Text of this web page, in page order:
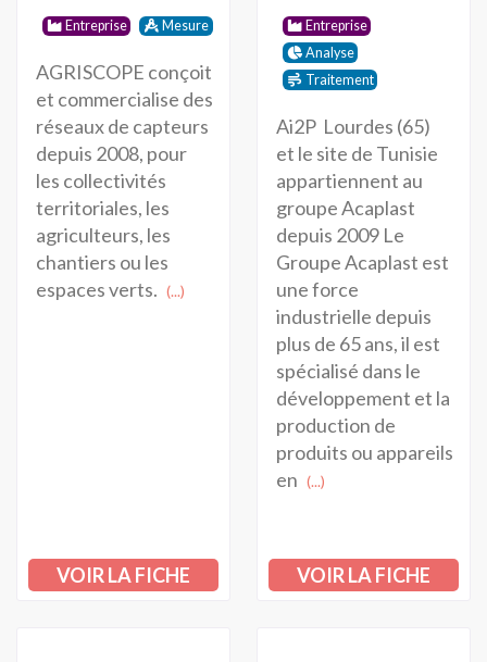
Entreprise Mesure
AGRISCOPE conçoit
et commercialise des
réseaux de capteurs
depuis 2008, pour
les collectivités
territoriales, les
agriculteurs, les
chantiers ou les
espaces verts. (...)
VOIR LA FICHE
Entreprise
Analyse
Traitement
Ai2P Lourdes (65)
et le site de Tunisie
appartiennent au
groupe Acaplast
depuis 2009 Le
Groupe Acaplast est
une force
industrielle depuis
plus de 65 ans, il est
spécialisé dans le
développement et la
production de
produits ou appareils
en (...)
VOIR LA FICHE